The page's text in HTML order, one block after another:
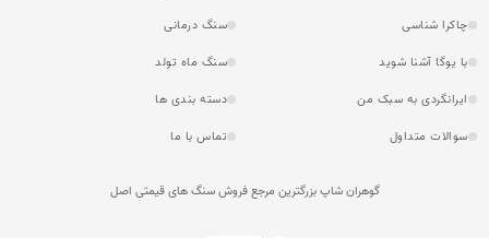
چاکرا شناسی
سنگ درمانی
با یوگا آشنا شوید
سنگ ماه تولد
ایرانگردی به سبک من
دسته بندی ها
سوالات متداول
تماس با ما
گوهران شاپ بزرگترین مرجع فروش سنگ های قیمتی اصل